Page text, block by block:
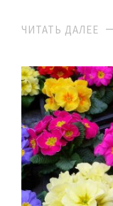
ЧИТАТЬ ДАЛЕЕ